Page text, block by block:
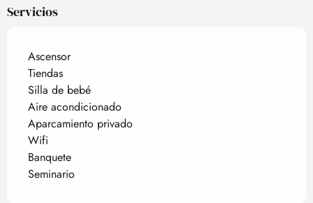
Servicios
Ascensor
Tiendas
Silla de bebé
Aire acondicionado
Aparcamiento privado
Wifi
Banquete
Seminario